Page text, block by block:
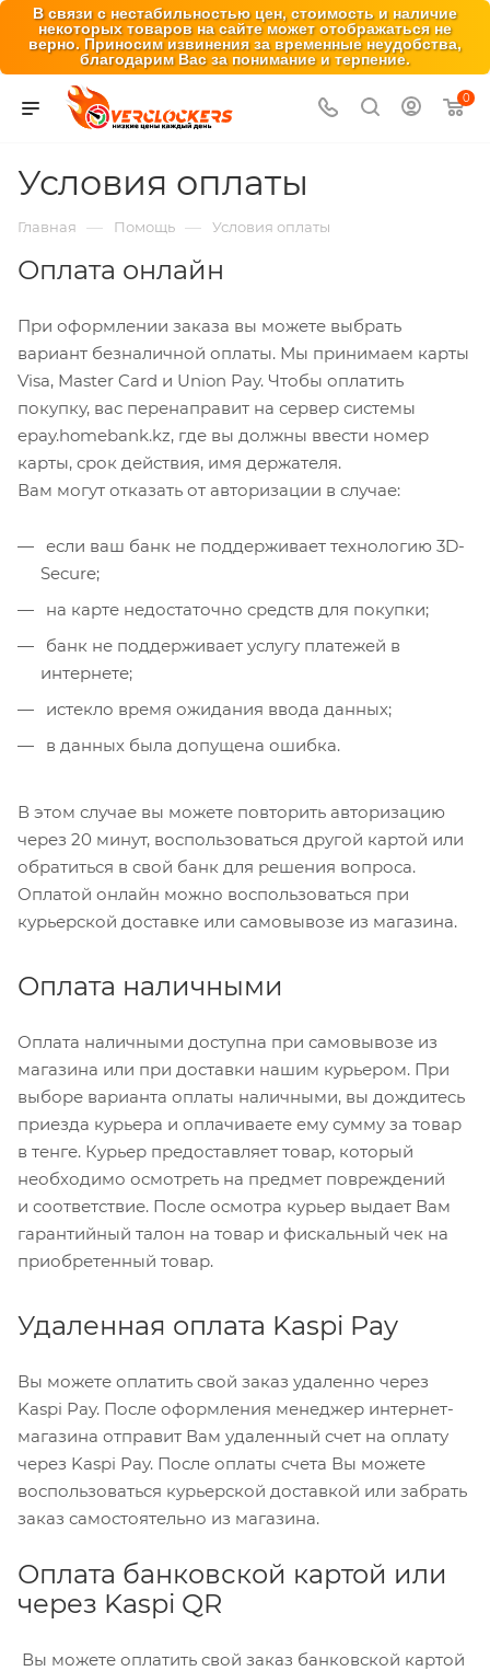
В связи с нестабильностью цен, стоимость и наличие
некоторых товаров на сайте может отображаться не
верно. Приносим извинения за временные неудобства,
благодарим Вас за понимание и терпение.
0
Условия оплаты
Главная — Помощь — Условия оплаты
Оплата онлайн
При оформлении заказа вы можете выбрать
вариант безналичной оплаты. Мы принимаем карты
Visa, Master Card и Union Pay. Чтобы оплатить
покупку, вас перенаправит на сервер системы
epay.homebank.kz, где вы должны ввести номер
карты, срок действия, имя держателя.
Вам могут отказать от авторизации в случае:
если ваш банк не поддерживает технологию 3D-
Secure;
на карте недостаточно средств для покупки;
банк не поддерживает услугу платежей в
интернете;
истекло время ожидания ввода данных;
в данных была допущена ошибка.
В этом случае вы можете повторить авторизацию
через 20 минут, воспользоваться другой картой или
обратиться в свой банк для решения вопроса.
Оплатой онлайн можно воспользоваться при
курьерской доставке или самовывозе из магазина.
Оплата наличными
Оплата наличными доступна при самовывозе из
магазина или при доставки нашим курьером. При
выборе варианта оплаты наличными, вы дождитесь
приезда курьера и оплачиваете ему сумму за товар
в тенге. Курьер предоставляет товар, который
необходимо осмотреть на предмет повреждений
и соответствие. После осмотра курьер выдает Вам
гарантийный талон на товар и фискальный чек на
приобретенный товар.
Удаленная оплата Kaspi Pay
Вы можете оплатить свой заказ удаленно через
Kaspi Pay. После оформления менеджер интернет-
магазина отправит Вам удаленный счет на оплату
через Kaspi Pay. После оплаты счета Вы можете
воспользоваться курьерской доставкой или забрать
заказ самостоятельно из магазина.
Оплата банковской картой или
через Kaspi QR
Вы можете оплатить свой заказ банковской картой